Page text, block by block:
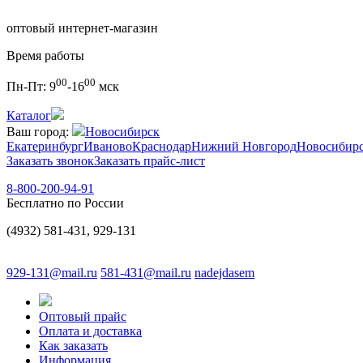
оптовый интернет-магазин
Время работы
Пн-Пт: 900-1600 мск
Каталог
Ваш город:
Новосибирск
ЕкатеринбургИвановоКраснодарНижний Новгород
Заказать звонокЗаказать прайс-лист
8-800-200-94-91
Бесплатно по России
(4932) 581-431, 929-131
929-131@mail.ru 581-431@mail.ru nadejdasem
Оптовый прайс
Оплата и доставка
Как заказать